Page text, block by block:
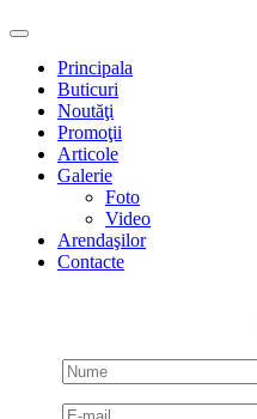
Principala
Buticuri
Noutăţi
Promoţii
Articole
Galerie
Foto
Video
Arendaşilor
Contacte